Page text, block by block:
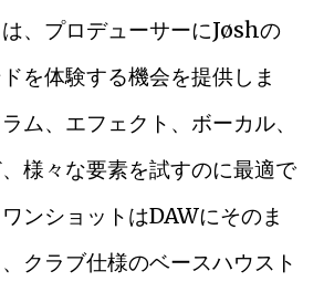
、プロデューサーにJøshの
を体験する機会を提供しま
ム、エフェクト、ボーカル、
様々な要素を試すのに最適で
ンショットはDAWにそのま
クラブ仕様のベースハウスト